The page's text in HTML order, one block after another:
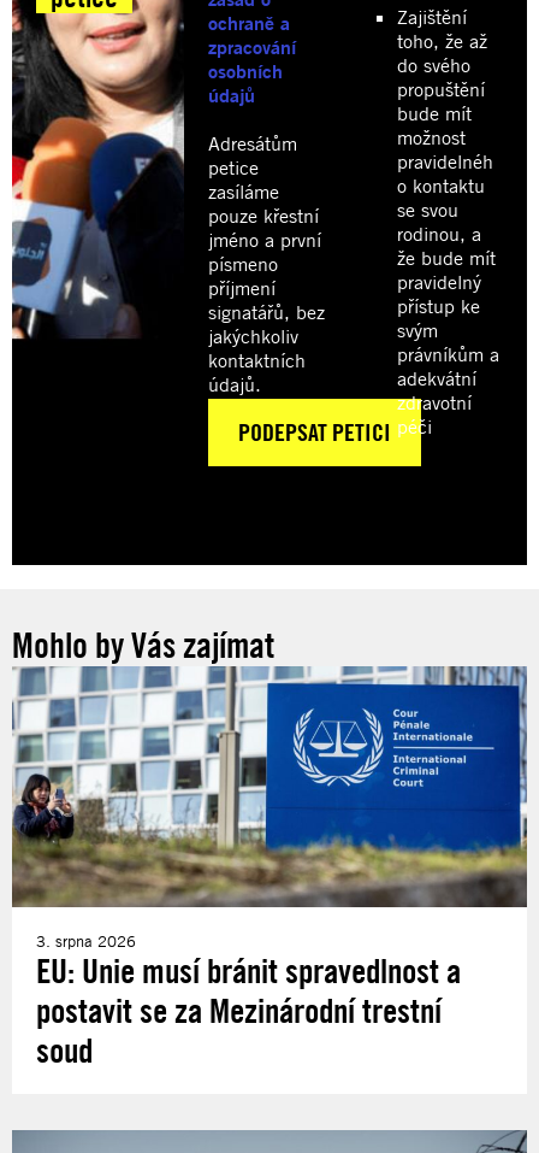
ochraně a
zpracování
osobních
údajů
Adresátům
petice
zasíláme
pouze křestní
jméno a první
písmeno
příjmení
signatářů, bez
jakýchkoliv
kontaktních
údajů.
Zajištění
toho, že až
do svého
propuštění
bude mít
možnost
pravidelnéh
o kontaktu
se svou
rodinou, a
že bude mít
pravidelný
přístup ke
svým
právníkům a
adekvátní
zdravotní
péči
Mohlo by Vás zajímat
3. srpna 2026
EU: Unie musí bránit spravedlnost a
postavit se za Mezinárodní trestní
soud